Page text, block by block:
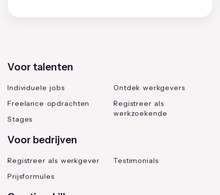
Voor talenten
Individuele jobs
Freelance opdrachten
Stages
Ontdek werkgevers
Registreer als
werkzoekende
Voor bedrijven
Registreer als werkgever
Prijsformules
Testimonials